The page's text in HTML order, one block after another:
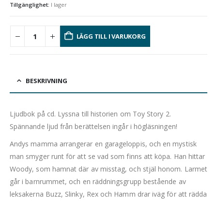
Tillgänglighet: I lager
LÄGG TILL I VARUKORG
BESKRIVNING
Ljudbok på cd. Lyssna till historien om Toy Story 2.
Spännande ljud från berättelsen ingår i högläsningen!
Andys mamma arrangerar en garageloppis, och en mystisk
man smyger runt för att se vad som finns att köpa. Han hittar
Woody, som hamnat där av misstag, och stjäl honom. Larmet
går i barnrummet, och en räddningsgrupp bestående av
leksakerna Buzz, Slinky, Rex och Hamm drar iväg för att rädda